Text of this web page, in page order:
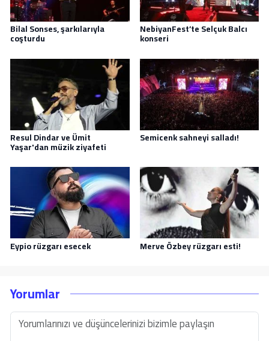
Bilal Sonses, şarkılarıyla
coşturdu
NebiyanFest’te Selçuk Balcı
konseri
Resul Dindar ve Ümit
Yaşar'dan müzik ziyafeti
Semicenk sahneyi salladı!
Eypio rüzgarı esecek Merve Özbey rüzgarı esti!
Yorumlar